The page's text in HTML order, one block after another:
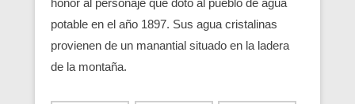
potable en el año 1897. Sus agua cristalinas
provienen de un manantial situado en la ladera
de la montaña.